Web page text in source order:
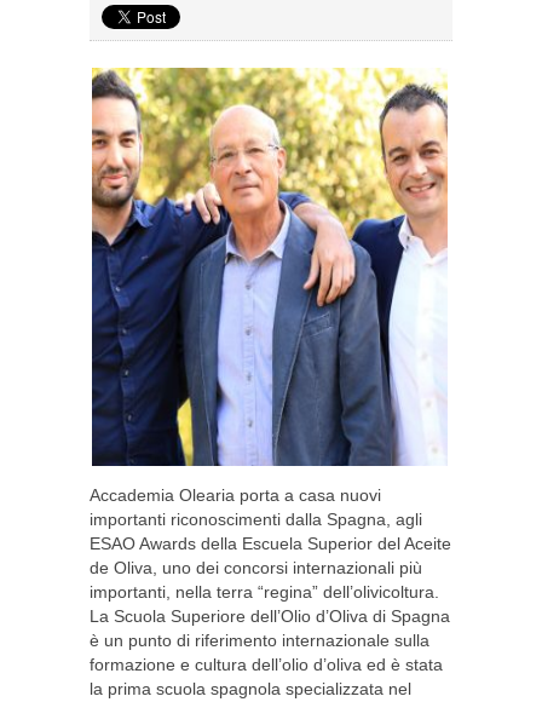
Accademia Olearia porta a casa nuovi
importanti riconoscimenti dalla Spagna, agli
ESAO Awards della Escuela Superior del Aceite
de Oliva, uno dei concorsi internazionali più
importanti, nella terra “regina” dell’olivicoltura.
La Scuola Superiore dell’Olio d’Oliva di Spagna
è un punto di riferimento internazionale sulla
formazione e cultura dell’olio d’oliva ed è stata
la prima scuola spagnola specializzata nel